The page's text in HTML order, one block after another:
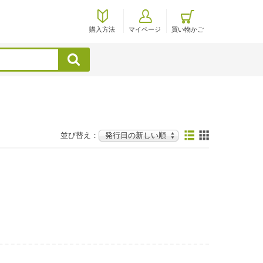
購入方法 マイページ 買い物かご
検索
並び替え：